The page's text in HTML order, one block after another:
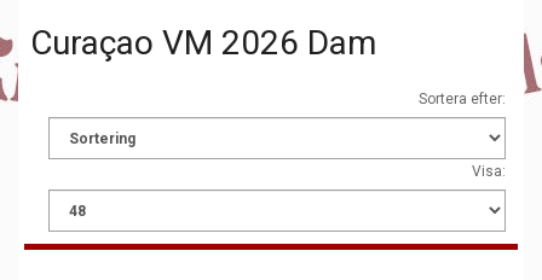
Curaçao VM 2026 Dam
Sortera efter:
Visa: